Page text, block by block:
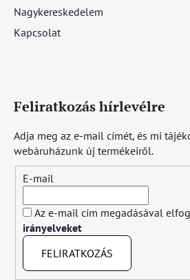
Nagykereskedelem
Kapcsolat
Feliratkozás hírlevélre
Adja meg az e-mail címét, és mi
webáruházunk új termékeiről.
E-mail
Az e-mail cím megadásával
irányelveket
FELIRATKOZÁS